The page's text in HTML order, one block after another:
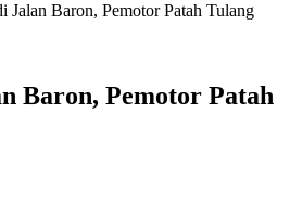
Jalan Baron, Pemotor Patah Tulang
Baron, Pemotor Patah